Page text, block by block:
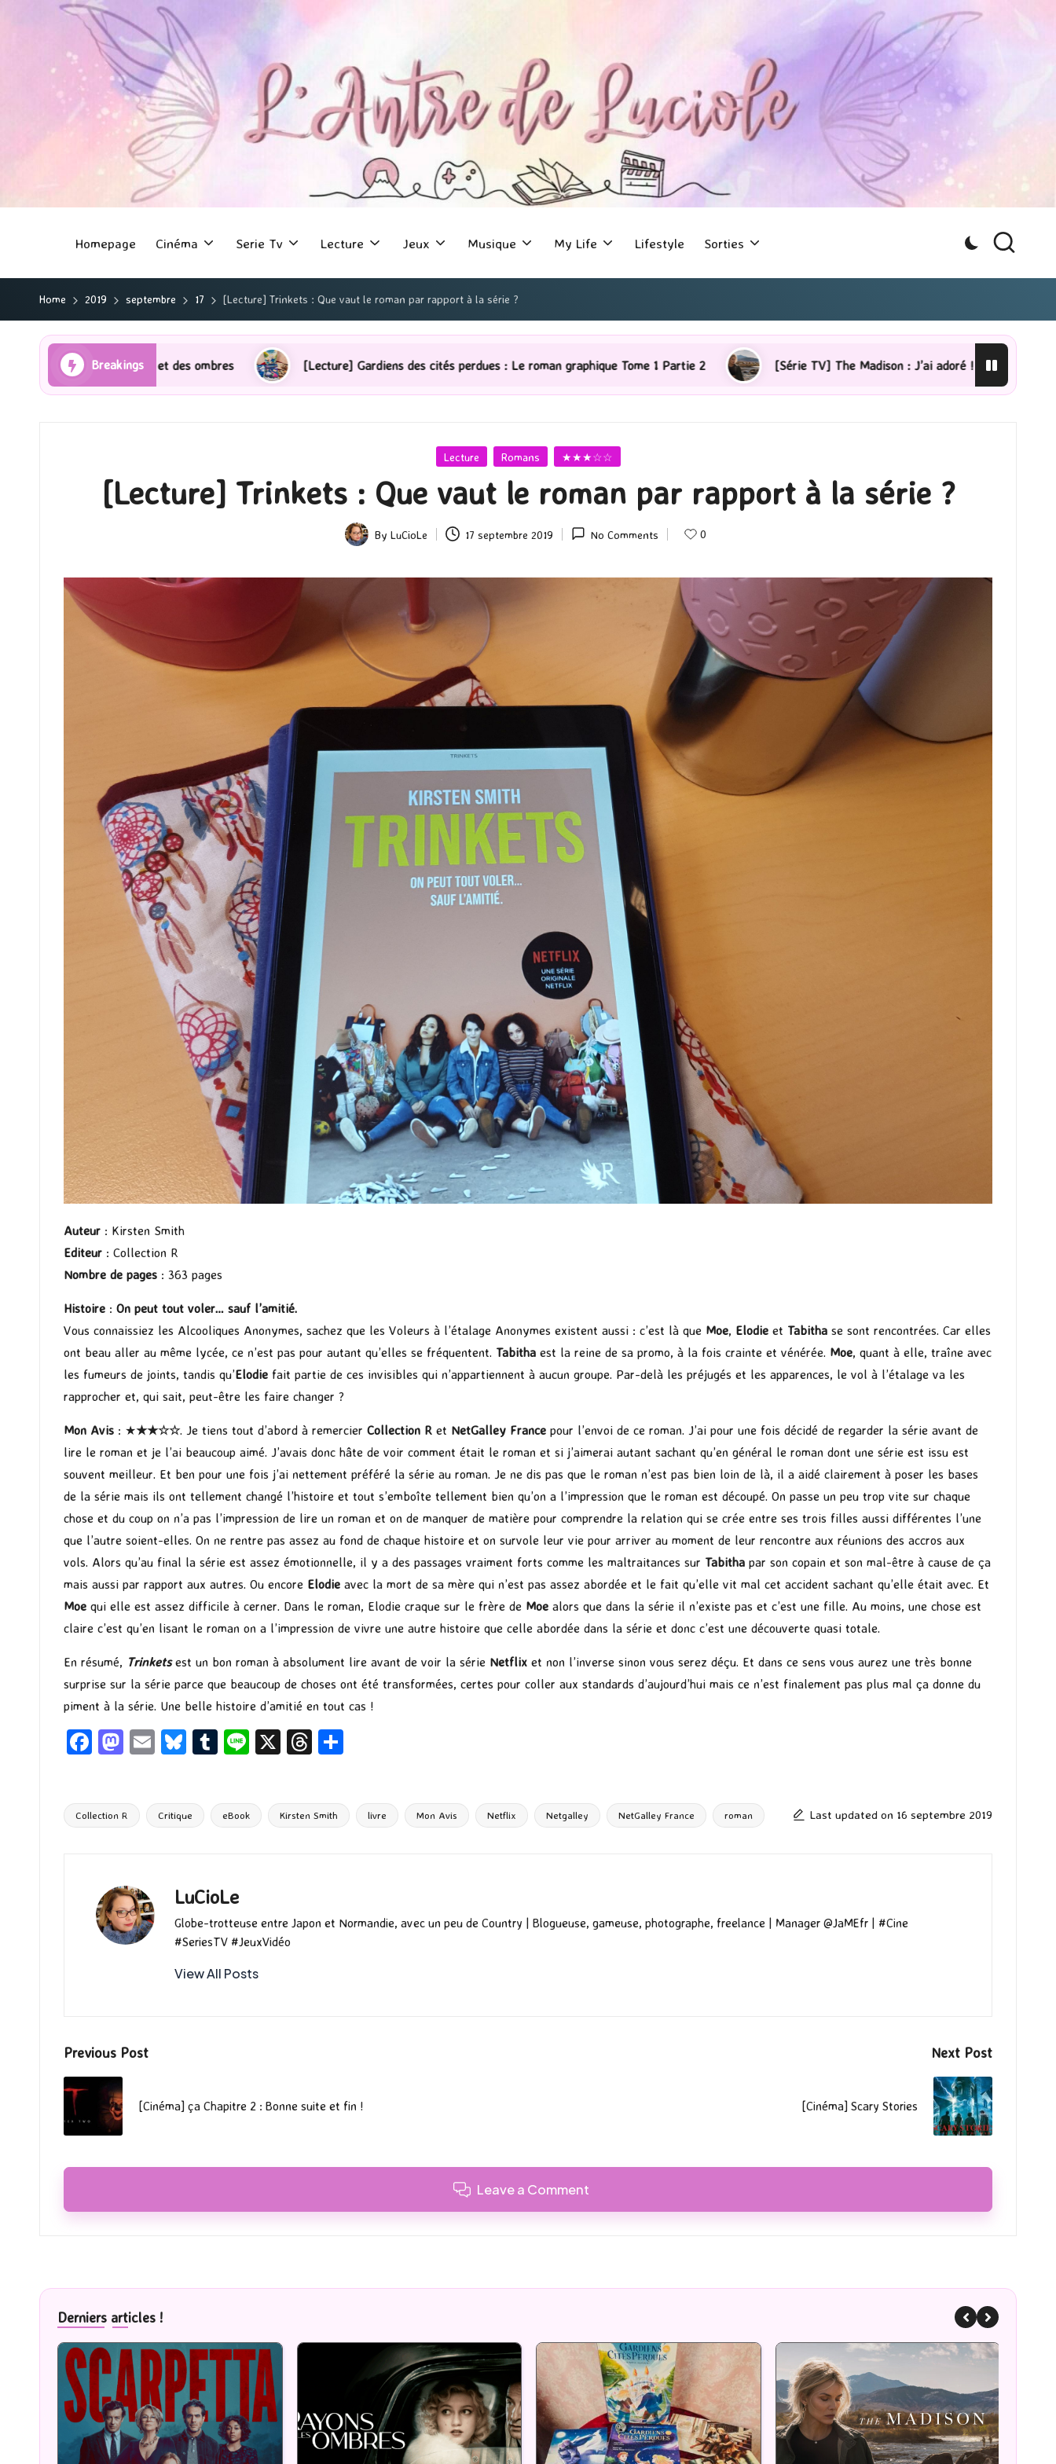
Homepage Cinéma Serie Tv Lecture Jeux Musique My Life Lifestyle Sorties
Home 2019 septembre 17 [Lecture] Trinkets : Que vaut le roman par rapport à la série ?
Breakings
et des ombres [Lecture] Gardiens des cités perdues : Le roman graphique Tome 1 Partie 2 [Série TV] The Madison : J’ai adoré ! [Lecture] La femme de
Posted
Lecture Romans ★★★☆☆
[Lecture] Trinkets : Que vaut le roman par rapport à la série ?
Posted
By LuCioLe 17 septembre 2019 No Comments 0
Auteur : Kirsten Smith
Editeur : Collection R
Nombre de pages : 363 pages
Histoire : On peut tout voler… sauf l’amitié.
Vous connaissiez les Alcooliques Anonymes, sachez que les Voleurs à l’étalage Anonymes existent aussi : c’est là que Moe, Elodie et Tabitha se sont rencontrées. Car elles
ont beau aller au même lycée, ce n’est pas pour autant qu’elles se fréquentent. Tabitha est la reine de sa promo, à la fois crainte et vénérée. Moe, quant à elle, traîne avec
les fumeurs de joints, tandis qu’Elodie fait partie de ces invisibles qui n’appartiennent à aucun groupe. Par-delà les préjugés et les apparences, le vol à l’étalage va les
rapprocher et, qui sait, peut-être les faire changer ?
Mon Avis : ★★★☆☆. Je tiens tout d’abord à remercier Collection R et NetGalley France pour l’envoi de ce roman. J’ai pour une fois décidé de regarder la série avant de
lire le roman et je l’ai beaucoup aimé. J’avais donc hâte de voir comment était le roman et si j’aimerai autant sachant qu’en général le roman dont une série est issu est
souvent meilleur. Et ben pour une fois j’ai nettement préféré la série au roman. Je ne dis pas que le roman n’est pas bien loin de là, il a aidé clairement à poser les bases
de la série mais ils ont tellement changé l’histoire et tout s’emboîte tellement bien qu’on a l’impression que le roman est découpé. On passe un peu trop vite sur chaque
chose et du coup on n’a pas l’impression de lire un roman et on de manquer de matière pour comprendre la relation qui se crée entre ses trois filles aussi différentes l’une
que l’autre soient-elles. On ne rentre pas assez au fond de chaque histoire et on survole leur vie pour arriver au moment de leur rencontre aux réunions des accros aux
vols. Alors qu’au final la série est assez émotionnelle, il y a des passages vraiment forts comme les maltraitances sur Tabitha par son copain et son mal-être à cause de ça
mais aussi par rapport aux autres. Ou encore Elodie avec la mort de sa mère qui n’est pas assez abordée et le fait qu’elle vit mal cet accident sachant qu’elle était avec. Et
Moe qui elle est assez difficile à cerner. Dans le roman, Elodie craque sur le frère de Moe alors que dans la série il n’existe pas et c’est une fille. Au moins, une chose est
claire c’est qu’en lisant le roman on a l’impression de vivre une autre histoire que celle abordée dans la série et donc c’est une découverte quasi totale.
En résumé, Trinketsest un bon roman à absolument lire avant de voir la série Netflix et non l’inverse sinon vous serez déçu. Et dans ce sens vous aurez une très bonne
surprise sur la série parce que beaucoup de choses ont été transformées, certes pour coller aux standards d’aujourd’hui mais ce n’est finalement pas plus mal ça donne du
piment à la série. Une belle histoire d’amitié en tout cas !
Fa
o
M
d
E
l
Bl
ky
T
bl
Li X
T
ds g
Tags:
Collection R Critique eBook Kirsten Smith livre Mon Avis Netflix Netgalley NetGalley France roman Last updated on 16 septembre 2019
LuCioLe
Globe-trotteuse entre Japon et Normandie, avec un peu de Country | Blogueuse, gameuse, photographe, freelance | Manager @JaMEfr | #Cine
#SeriesTV #JeuxVidéo
View All Posts
Post
navigation
Previous Post
[Cinéma] ça Chapitre 2 : Bonne suite et fin !
Next Post
[Cinéma] Scary Stories
Leave a Comment
Derniers articles !